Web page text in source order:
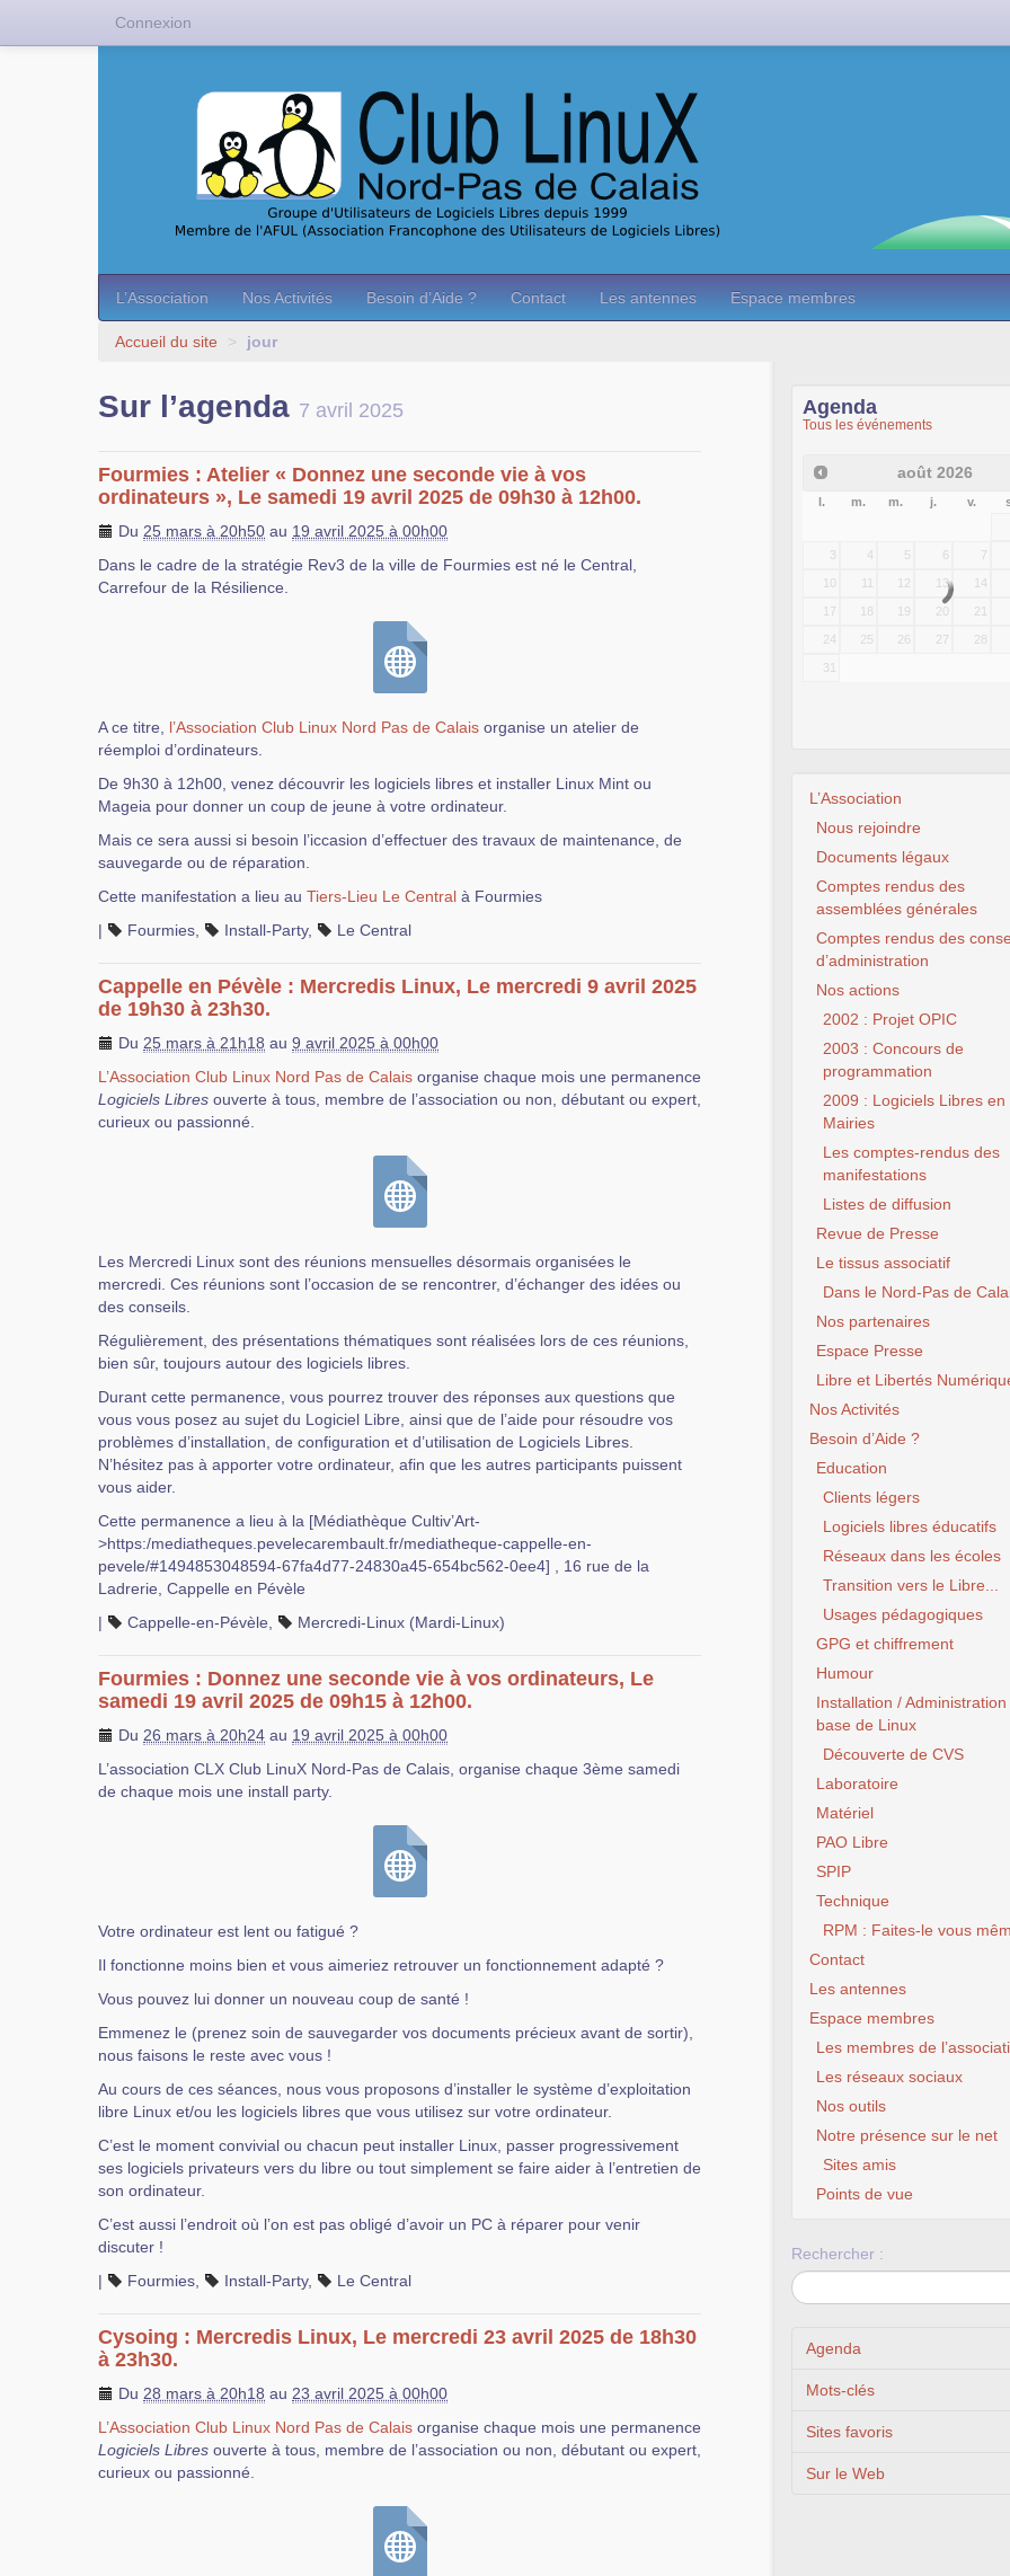
L’Association Nos Activités Besoin d’Aide ? Contact Les antennes Espace membres
Accueil du site > jour
Sur l’agenda 7 avril 2025
Fourmies : Atelier « Donnez une seconde vie à vos
ordinateurs », Le samedi 19 avril 2025 de 09h30 à 12h00.
Du 25 mars à 20h50 au 19 avril 2025 à 00h00
Dans le cadre de la stratégie Rev3 de la ville de Fourmies est né le Central,
Carrefour de la Résilience.
A ce titre, l’Association Club Linux Nord Pas de Calais organise un atelier de
réemploi d’ordinateurs.
De 9h30 à 12h00, venez découvrir les logiciels libres et installer Linux Mint ou
Mageia pour donner un coup de jeune à votre ordinateur.
Mais ce sera aussi si besoin l’iccasion d’effectuer des travaux de maintenance, de
sauvegarde ou de réparation.
Cette manifestation a lieu au Tiers-Lieu Le Central à Fourmies
|
Fourmies Install-Party, Le Central
Cappelle en Pévèle : Mercredis Linux, Le mercredi 9 avril 2025
de 19h30 à 23h30.
Du 25 mars à 21h18 au 9 avril 2025 à 00h00
L’Association Club Linux Nord Pas de Calais organise chaque mois une permanence
Logiciels Libres ouverte à tous, membre de l’association ou non, débutant ou expert,
curieux ou passionné.
Les Mercredi Linux sont des réunions mensuelles désormais organisées le
mercredi. Ces réunions sont l’occasion de se rencontrer, d’échanger des idées ou
des conseils.
Régulièrement, des présentations thématiques sont réalisées lors de ces réunions,
bien sûr, toujours autour des logiciels libres.
Durant cette permanence, vous pourrez trouver des réponses aux questions que
vous vous posez au sujet du Logiciel Libre, ainsi que de l’aide pour résoudre vos
problèmes d’installation, de configuration et d’utilisation de Logiciels Libres.
N’hésitez pas à apporter votre ordinateur, afin que les autres participants puissent
vous aider.
Cette permanence a lieu à la [Médiathèque Cultiv’Art-
>https:/mediatheques.pevelecarembault.fr/mediatheque-cappelle-en-
pevele/#1494853048594-67fa4d77-24830a45-654bc562-0ee4] , 16 rue de la
Ladrerie, Cappelle en Pévèle
|
Cappelle-en-Pévèle Mercredi-Linux (Mardi-Linux)
Fourmies : Donnez une seconde vie à vos ordinateurs, Le
samedi 19 avril 2025 de 09h15 à 12h00.
Du 26 mars à 20h24 au 19 avril 2025 à 00h00
L’association CLX Club LinuX Nord-Pas de Calais, organise chaque 3ème samedi
de chaque mois une install party.
Votre ordinateur est lent ou fatigué ?
Il fonctionne moins bien et vous aimeriez retrouver un fonctionnement adapté ?
Vous pouvez lui donner un nouveau coup de santé !
Emmenez le (prenez soin de sauvegarder vos documents précieux avant de sortir),
nous faisons le reste avec vous !
Au cours de ces séances, nous vous proposons d’installer le système d’exploitation
libre Linux et/ou les logiciels libres que vous utilisez sur votre ordinateur.
C’est le moment convivial ou chacun peut installer Linux, passer progressivement
ses logiciels privateurs vers du libre ou tout simplement se faire aider à l’entretien de
son ordinateur.
C’est aussi l’endroit où l’on est pas obligé d’avoir un PC à réparer pour venir
discuter !
|
Fourmies Install-Party, Le Central
Cysoing : Mercredis Linux, Le mercredi 23 avril 2025 de 18h30
à 23h30.
Du 28 mars à 20h18 au 23 avril 2025 à 00h00
L’Association Club Linux Nord Pas de Calais organise chaque mois une permanence
Logiciels Libres ouverte à tous, membre de l’association ou non, débutant ou expert,
curieux ou passionné.
Agenda
Tous les événements
août 2026
l. m. m. j. v.
3 4 5 6 7
10 11 12 13 14
17 18 19 20 21
24 25 26 27 28
31
L’Association
Nous rejoindre
Documents légaux
Comptes rendus des
assemblées générales
Comptes rendus des
d’administration
Nos actions
2002 : Projet OPIC
2003 : Concours de
programmation
2009 : Logiciels Libres en
Mairies
Les comptes-rendus des
manifestations
Listes de diffusion
Revue de Presse
Le tissus associatif
Dans le Nord-Pas de
Nos partenaires
Espace Presse
Libre et Libertés
Nos Activités
Besoin d’Aide ?
Education
Clients légers
Logiciels libres éducatifs
Réseaux dans les écoles
Transition vers le Libre...
Usages pédagogiques
GPG et chiffrement
Humour
Installation / Administration
base de Linux
Découverte de CVS
Laboratoire
Matériel
PAO Libre
SPIP
Technique
RPM : Faites-le vous
Contact
Les antennes
Espace membres
Les membres de
Les réseaux sociaux
Nos outils
Notre présence sur le net
Sites amis
Points de vue
Rechercher :
Agenda
Mots-clés
Sites favoris
Sur le Web
Connexion